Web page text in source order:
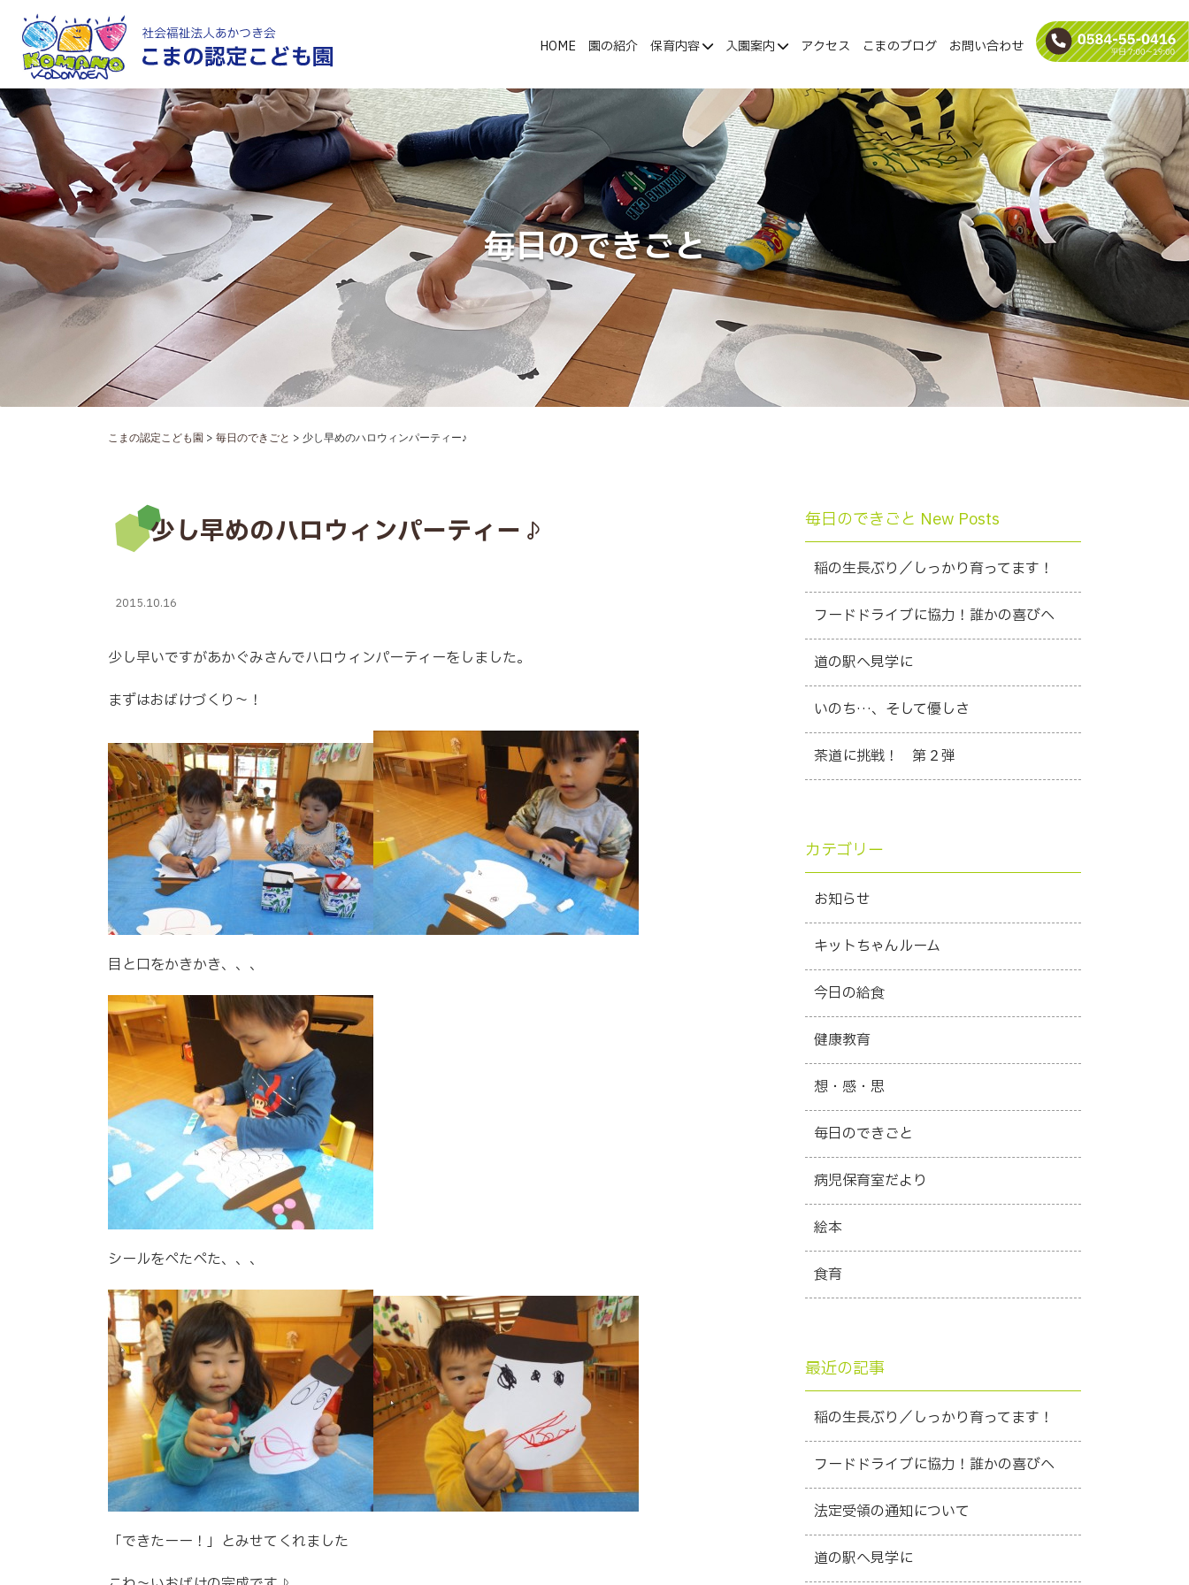
HOME 園の紹介 保育内容 入園案内 アクセス こまのブログ お問い合わせ
毎日のできごと
こまの認定こども園 > 毎日のできごと > 少し早めのハロウィンパーティー♪
少し早めのハロウィンパーティー♪
2015.10.16
少し早いですがあかぐみさんでハロウィンパーティーをしました。
まずはおばけづくり～！
目と口をかきかき、、、
シールをぺたぺた、、、
「できたーー！」とみせてくれました
毎日のできごと New Posts
稲の生長ぶり／しっかり育ってます！
フードドライブに協力！誰かの喜びへ
道の駅へ見学に
いのち…、そして優しさ
茶道に挑戦！ 第２弾
カテゴリー
お知らせ
キットちゃんルーム
今日の給食
健康教育
想・感・思
毎日のできごと
病児保育室だより
絵本
食育
最近の記事
稲の生長ぶり／しっかり育ってます！
フードドライブに協力！誰かの喜びへ
法定受領の通知について
道の駅へ見学に